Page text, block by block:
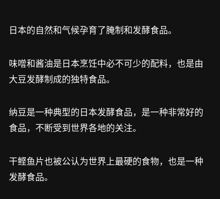
日本的自然和气候孕育了腌制和发酵食品。
味噌和酱油是日本烹饪中必不可少的配料，也是由
大豆发酵制成的独特食品。
纳豆是一种典型的日本发酵食品，是一种非常好的
食品，不断受到世界各地的关注。
干鲣鱼片也被公认为世界上最硬的食物，也是一种
发酵食品。